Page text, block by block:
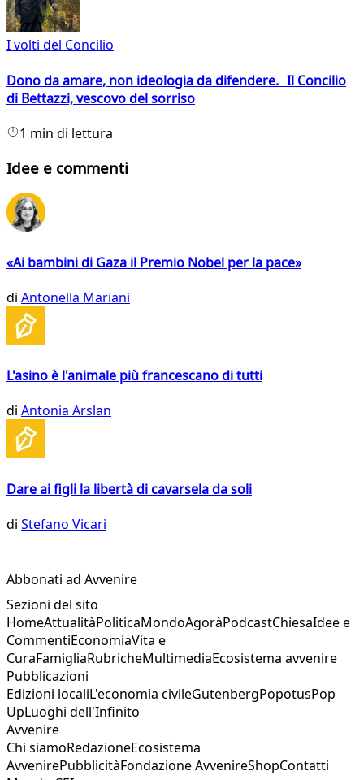
I volti del Concilio
Dono da amare, non ideologia da difendere. Il Concilio
di Bettazzi, vescovo del sorriso
1 min di lettura
Idee e commenti
«Ai bambini di Gaza il Premio Nobel per la pace»
di Antonella Mariani
L'asino è l'animale più francescano di tutti
di Antonia Arslan
Dare ai figli la libertà di cavarsela da soli
di Stefano Vicari
Abbonati ad Avvenire
Sezioni del sito
HomeAttualitàPoliticaMondoAgoràPodcastChiesaIdee e
CommentiEconomiaVita e
CuraFamigliaRubricheMultimediaEcosistema avvenire
Pubblicazioni
Edizioni localiL'economia civileGutenbergPopotusPop
UpLuoghi dell'Infinito
Avvenire
Chi siamoRedazioneEcosistema
AvvenirePubblicitàFondazione AvvenireShopContatti